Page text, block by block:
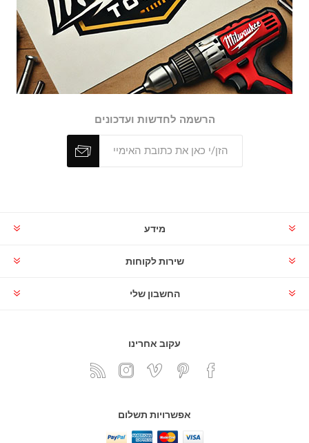
הרשמה לחדשות ועדכונים
מידע
שירות לקוחות
החשבון שלי
עקוב אחרינו
אפשרויות תשלום